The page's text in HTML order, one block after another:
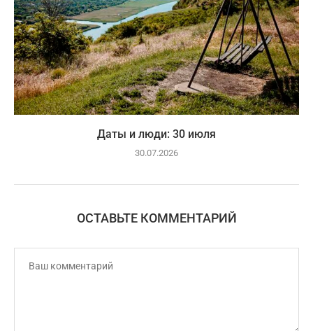
Даты и люди: 30 июля
30.07.2026
ОСТАВЬТЕ КОММЕНТАРИЙ